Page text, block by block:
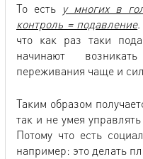
То есть у многих в
контроль = подавление.
что как раз таки
начинают
переживания чаще и
Таким образом
так и не умея
Потому что есть
например: это делать